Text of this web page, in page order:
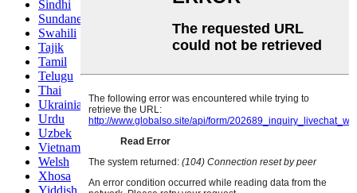
Sindhi
Sundanese
Swahili
Tajik
Tamil
Telugu
Thai
Ukrainian
Urdu
Uzbek
Vietnamese
Welsh
Xhosa
Yiddish